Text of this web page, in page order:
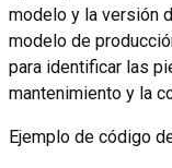
modelo y la versión
modelo de
para identificar las
mantenimiento y la
Ejemplo de código